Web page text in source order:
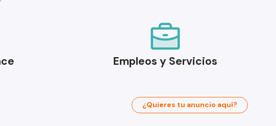
Empleos y Servicios
¿Quieres tu anuncio aquí?